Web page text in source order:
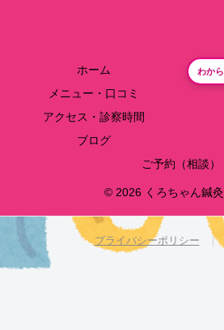
ホーム
メニュー・口コミ
アクセス・診察時間
ブログ
ご予約（相談）
© 2026 くろちゃん鍼
わか
プライバシーポリシー ｜